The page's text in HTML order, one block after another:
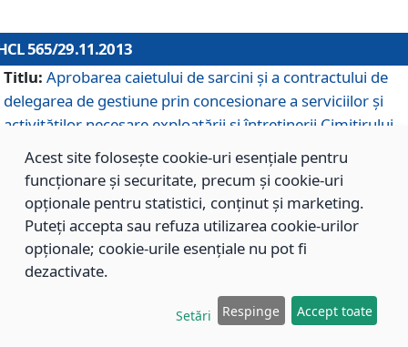
565/29.11.2013
Titlu: Aprobarea caietului de sarcini şi a contractului de
delegarea de gestiune prin concesionare a serviciilor şi
activităţilor necesare exploatării şi întreţinerii Cimitirului
Municipal Braşov situat în str. Dimitrie Anghel nr. 19.
564/29.11.2013
Titlu: Completarea şi modificarea H.C.L. nr. 446/2013,
care s-a aprobat studiul de fundamentare pentru
Acest site folosește cookie-uri esențiale pentru
funcționare și securitate, precum și cookie-uri
opționale pentru statistici, conținut și marketing.
Puteți accepta sau refuza utilizarea cookie-urilor
opționale; cookie-urile esențiale nu pot fi
dezactivate.
Setări Respinge Accept toate